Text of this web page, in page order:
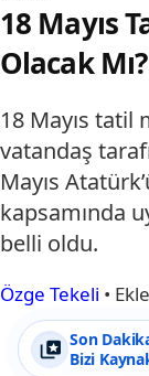
18 Mayıs
Olacak Mı?
18 Mayıs
vatandaş
Mayıs
kapsamında
belli oldu.
Özge Tekeli •
Son
Bizi